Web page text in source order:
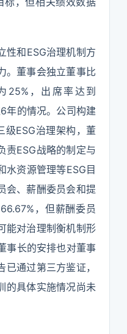
性和ESG治理机制方
。董事会独立董事比
25%，出席率达到
年的情况。公司构建
ESG治理架构，董
责ESG战略的制定与
水资源管理等ESG目
会、薪酬委员会和提
，但薪酬委员
能对治理制衡机制形
事长的安排也对董事
通过第三方鉴证，
的具体实施情况尚未